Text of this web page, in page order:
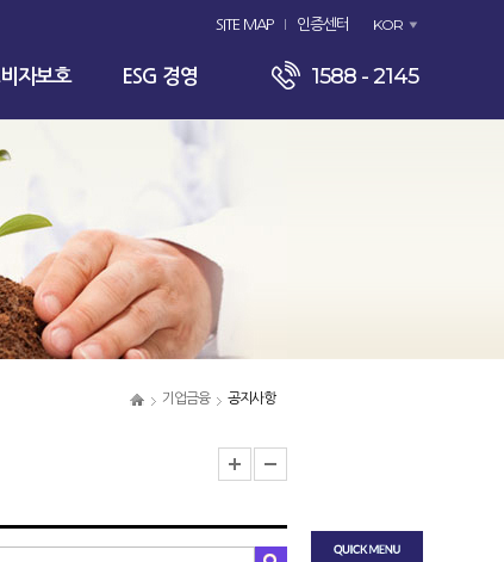
SITE MAP 인증센터 KOR
자보호 ESG 경영 1588 - 2145
기업금융 공지사항